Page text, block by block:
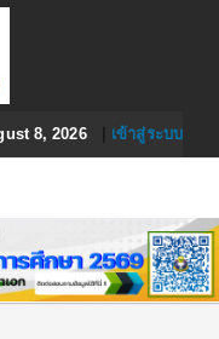
8, 2026| เข้าสู่ระบบ